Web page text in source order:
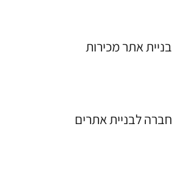
בניית אתר מכירות
חברה לבניית אתרים